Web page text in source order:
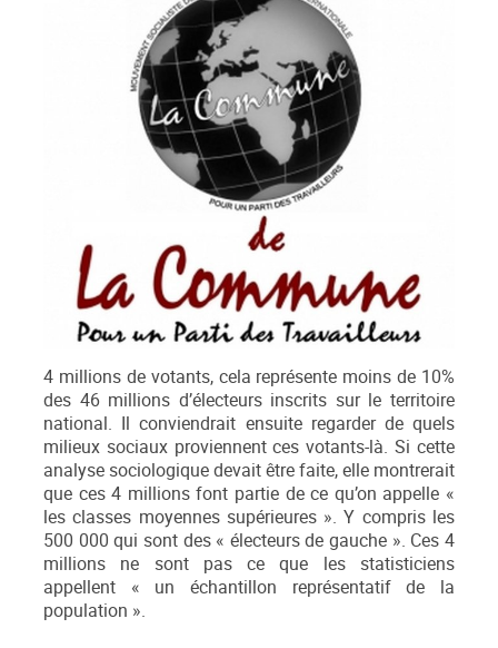
4 millions de votants, cela représente moins de 10%
des 46 millions d’électeurs inscrits sur le territoire
national. Il conviendrait ensuite regarder de quels
milieux sociaux proviennent ces votants-là. Si cette
analyse sociologique devait être faite, elle montrerait
que ces 4 millions font partie de ce qu’on appelle «
les classes moyennes supérieures ». Y compris les
500 000 qui sont des « électeurs de gauche ». Ces 4
millions ne sont pas ce que les statisticiens
appellent « un échantillon représentatif de la
population ».